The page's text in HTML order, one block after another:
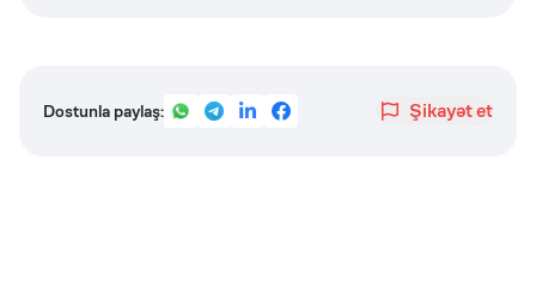
Dostunla paylaş: Şikayət et